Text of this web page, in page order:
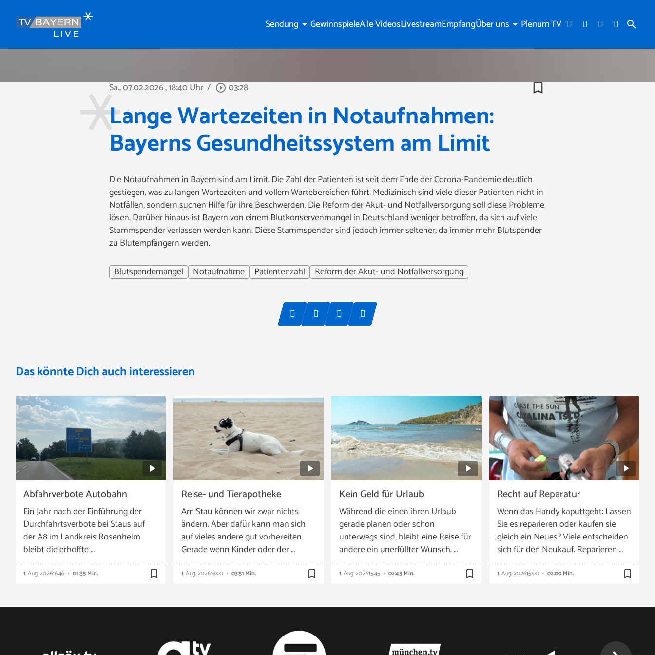
search
Sendung arrow_drop_down GewinnspieleAlle VideosLivestreamEmpfangÜber uns arrow_drop_down Plenum TV
Sa., 07.02.2026, 18:40 Uhr / play_circle_outline 03:28 bookmark_border
Lange Wartezeiten in Notaufnahmen:
Bayerns Gesundheitssystem am Limit
Die Notaufnahmen in Bayern sind am Limit. Die Zahl der Patienten ist seit dem Ende der Corona-Pandemie deutlich
gestiegen, was zu langen Wartezeiten und vollem Wartebereichen führt. Medizinisch sind viele dieser Patienten nicht in
Notfällen, sondern suchen Hilfe für ihre Beschwerden. Die Reform der Akut- und Notfallversorgung soll diese Probleme
lösen. Darüber hinaus ist Bayern von einem Blutkonservenmangel in Deutschland weniger betroffen, da sich auf viele
Stammspender verlassen werden kann. Diese Stammspender sind jedoch immer seltener, da immer mehr Blutspender
zu Blutempfängern werden.
Blutspendemangel
Notaufnahme Patientenzahl Reform der Akut- und Notfallversorgung
Das könnte Dich auch interessieren
Abfahrverbote Autobahn
Ein Jahr nach der Einführung der
Durchfahrtsverbote bei Staus auf
der A8 im Landkreis Rosenheim
bleibt die erhoffte …
1. Aug. 202616:46 02:35 Min. bookmark_border
Reise- und Tierapotheke
Am Stau können wir zwar nichts
ändern. Aber dafür kann man sich
auf vieles andere gut vorbereiten.
Gerade wenn Kinder oder der …
1. Aug. 202616:00 03:51 Min. bookmark_border
Kein Geld für Urlaub
Während die einen ihren Urlaub
gerade planen oder schon
unterwegs sind, bleibt eine Reise für
andere ein unerfüllter Wunsch. …
1. Aug. 202615:45 02:43 Min. bookmark_border
Recht auf Reparatur
Wenn das Handy kaputtgeht: Lassen
Sie es reparieren oder kaufen sie
gleich ein Neues? Viele entscheiden
sich für den Neukauf. Reparieren …
1. Aug. 202615:00 02:00 Min. bookmark_border